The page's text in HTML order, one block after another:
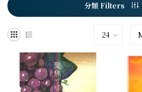
分類 Filters